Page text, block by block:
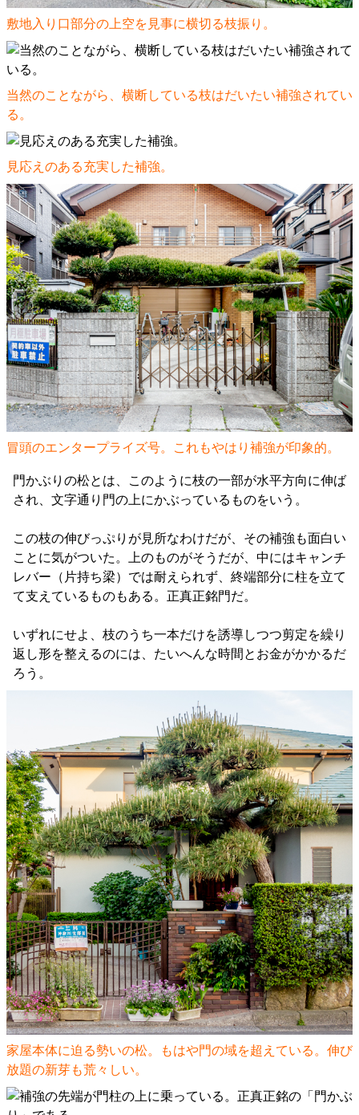
敷地入り口部分の上空を見事に横切る枝振り。
当然のことながら、横断している枝はだいたい補強されてい
る。
見応えのある充実した補強。
冒頭のエンタープライズ号。これもやはり補強が印象的。
門かぶりの松とは、このように枝の一部が水平方向に伸ば
され、文字通り門の上にかぶっているものをいう。
この枝の伸びっぷりが見所なわけだが、その補強も面白い
ことに気がついた。上のものがそうだが、中にはキャンチ
レバー（片持ち梁）では耐えられず、終端部分に柱を立て
て支えているものもある。正真正銘門だ。
いずれにせよ、枝のうち一本だけを誘導しつつ剪定を繰り
返し形を整えるのには、たいへんな時間とお金がかかるだ
ろう。
家屋本体に迫る勢いの松。もはや門の域を超えている。伸び
放題の新芽も荒々しい。